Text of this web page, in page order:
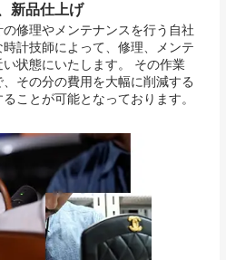
新品仕上げ
修理やメンテナンスを行う自社
計技師によって、修理、メンテ
状態にいたします。 その作業
その分の費用を大幅に削減する
ことが可能となっております。